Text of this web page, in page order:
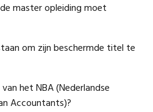
master opleiding moet
om zijn beschermde titel te
het NBA (Nederlandse
Accountants)?